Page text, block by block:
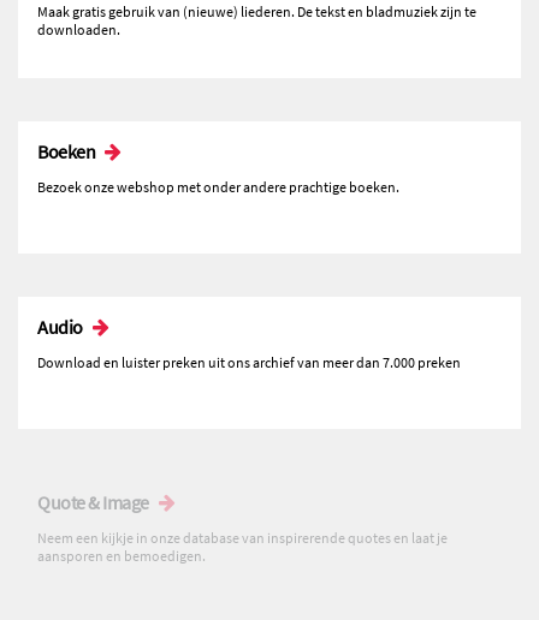
Maak gratis gebruik van (nieuwe) liederen. De tekst en bladmuziek zijn te
downloaden.
Boeken
Bezoek onze webshop met onder andere prachtige boeken.
Audio
Download en luister preken uit ons archief van meer dan 7.000 preken
Quote & Image
Neem een kijkje in onze database van inspirerende quotes en laat je
aansporen en bemoedigen.